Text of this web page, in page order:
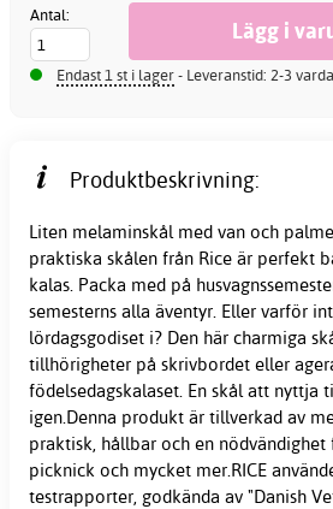
Antal:
Endast 1 st i lager- Leveranstid: 2-3
Produktbeskrivning:
Liten melaminskål med van och
praktiska skålen från Rice är perfekt
kalas. Packa med på
semesterns alla äventyr. Eller varför
lördagsgodiset i? Den här charmiga
tillhörigheter på skrivbordet eller
födelsedagskalaset. En skål att nyttja
igen.Denna produkt är tillverkad av
praktisk, hållbar och en nödvändighet
picknick och mycket mer.RICE
testrapporter, godkända av "Danish